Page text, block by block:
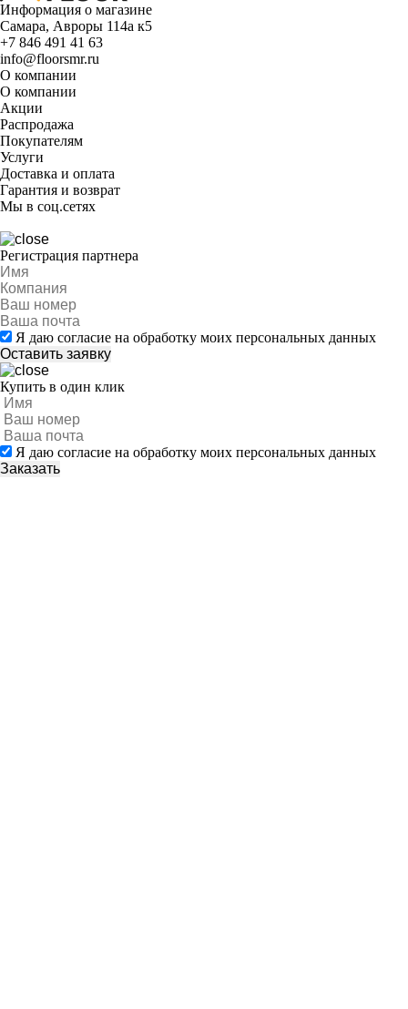
Информация о магазине
Самара, Авроры 114а к5
+7 846 491 41 63
info@floorsmr.ru
О компании
О компании
Акции
Распродажа
Покупателям
Услуги
Доставка и оплата
Гарантия и возврат
Мы в соц.сетях
Регистрация партнера
Я даю согласие на обработку моих персональных данных
Купить в один клик
Я даю согласие на обработку моих персональных данных